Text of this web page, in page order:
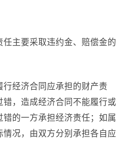
主要采取违约金、赔偿金的
经济合同应承担的财产责
，造成经济合同不能履行或
的一方承担经济责任；如属
况，由双方分别承担各自应